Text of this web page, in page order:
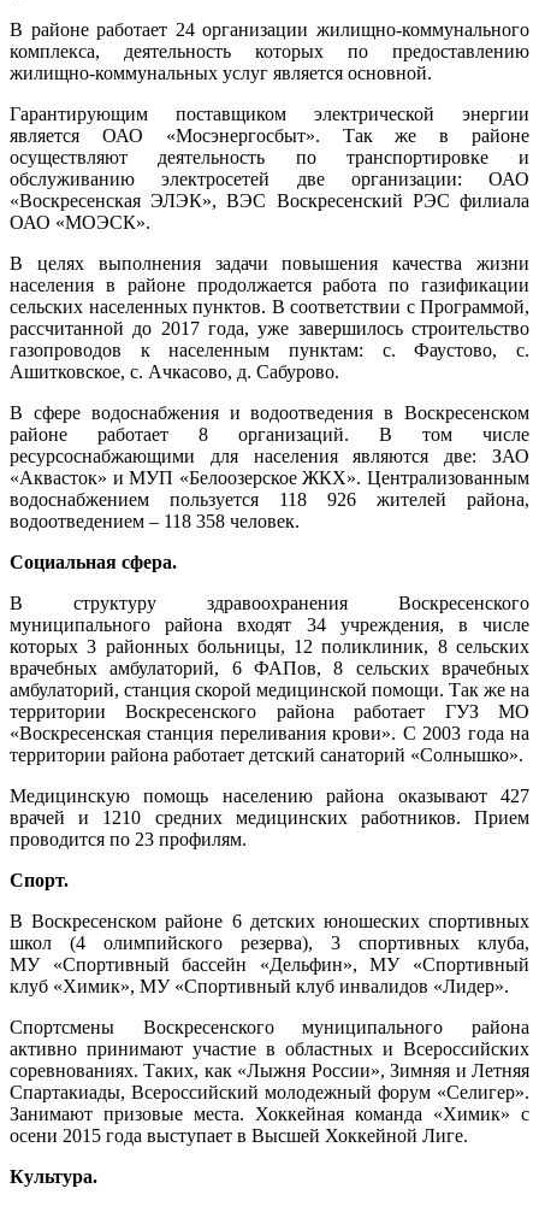
В районе работает 24 организации жилищно-коммунального
комплекса, деятельность которых по предоставлению
жилищно-коммунальных услуг является основной.
Гарантирующим поставщиком электрической энергии
является ОАО «Мосэнергосбыт». Так же в районе
осуществляют деятельность по транспортировке и
обслуживанию электросетей две организации: ОАО
«Воскресенская ЭЛЭК», ВЭС Воскресенский РЭС филиала
ОАО «МОЭСК».
В целях выполнения задачи повышения качества жизни
населения в районе продолжается работа по газификации
сельских населенных пунктов. В соответствии с Программой,
рассчитанной до 2017 года, уже завершилось строительство
газопроводов к населенным пунктам: с. Фаустово, с.
Ашитковское, с. Ачкасово, д. Сабурово.
В сфере водоснабжения и водоотведения в Воскресенском
районе работает 8 организаций. В том числе
ресурсоснабжающими для населения являются две: ЗАО
«Аквасток» и МУП «Белоозерское ЖКХ». Централизованным
водоснабжением пользуется 118 926 жителей района,
водоотведением – 118 358 человек.
Социальная сфера.
В структуру здравоохранения Воскресенского
муниципального района входят 34 учреждения, в числе
которых 3 районных больницы, 12 поликлиник, 8 сельских
врачебных амбулаторий, 6 ФАПов, 8 сельских врачебных
амбулаторий, станция скорой медицинской помощи. Так же на
территории Воскресенского района работает ГУЗ МО
«Воскресенская станция переливания крови». С 2003 года на
территории района работает детский санаторий «Солнышко».
Медицинскую помощь населению района оказывают 427
врачей и 1210 средних медицинских работников. Прием
проводится по 23 профилям.
Спорт.
В Воскресенском районе 6 детских юношеских спортивных
школ (4 олимпийского резерва), 3 спортивных клуба,
МУ «Спортивный бассейн «Дельфин», МУ «Спортивный
клуб «Химик», МУ «Спортивный клуб инвалидов «Лидер».
Спортсмены Воскресенского муниципального района
активно принимают участие в областных и Всероссийских
соревнованиях. Таких, как «Лыжня России», Зимняя и Летняя
Спартакиады, Всероссийский молодежный форум «Селигер».
Занимают призовые места. Хоккейная команда «Химик» с
осени 2015 года выступает в Высшей Хоккейной Лиге.
Культура.